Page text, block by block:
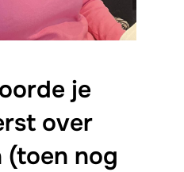
je
over
(toen nog